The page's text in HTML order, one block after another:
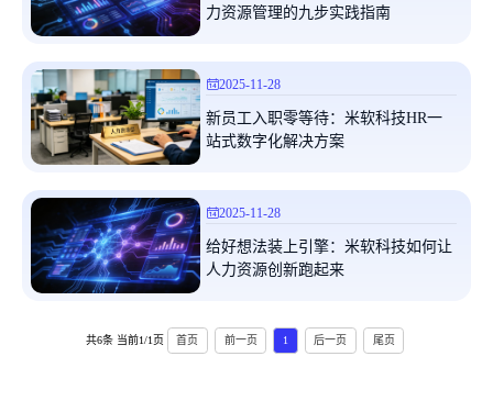
力资源管理的九步实践指南
2025-11-28
新员工入职零等待：米软科技HR一
站式数字化解决方案
2025-11-28
给好想法装上引擎：米软科技如何让
人力资源创新跑起来
共6条 当前1/1页 首页 前一页 1 后一页 尾页
需求描述*
发送
米软将在1个工作日内与您取得联系，请您保持手机畅通！